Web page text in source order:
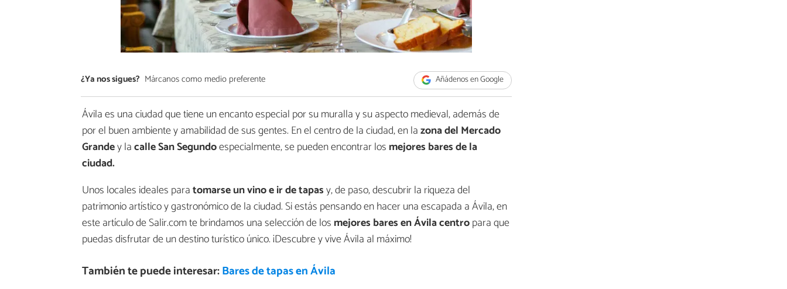
¿Ya nos sigues? Márcanos como medio preferente Añádenos en Google
Ávila es una ciudad que tiene un encanto especial por su muralla y su aspecto medieval, además de
por el buen ambiente y amabilidad de sus gentes. En el centro de la ciudad, en lazona del Mercado
Grandey lacalle San Segundoespecialmente, se pueden encontrar los mejores bares de la
ciudad.
Unos locales ideales paratomarse un vino e ir de tapasy, de paso, descubrir la riqueza del
patrimonio artístico y gastronómico de la ciudad. Si estás pensando en hacer una escapada a Ávila, en
este artículo de Salir.com te brindamos una selección de los mejores bares en Ávila centropara que
puedas disfrutar de un destino turístico único. ¡Descubre y vive Ávila al máximo!
También te puede interesar:Bares de tapas en Ávila